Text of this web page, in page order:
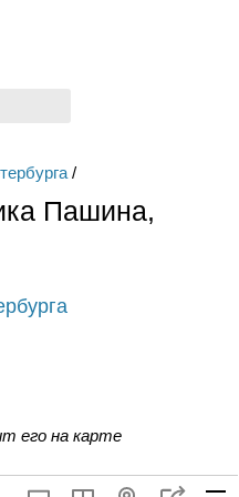
/
Пашина,
его на карте